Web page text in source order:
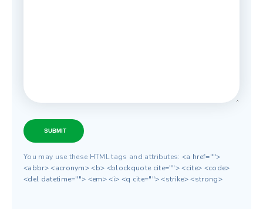
SUBMIT
You may use these HTML tags and attributes:<a href="">
<abbr> <acronym> <b> <blockquote cite=""> <cite> <code>
<del datetime=""> <em> <i> <q cite=""> <strike> <strong>